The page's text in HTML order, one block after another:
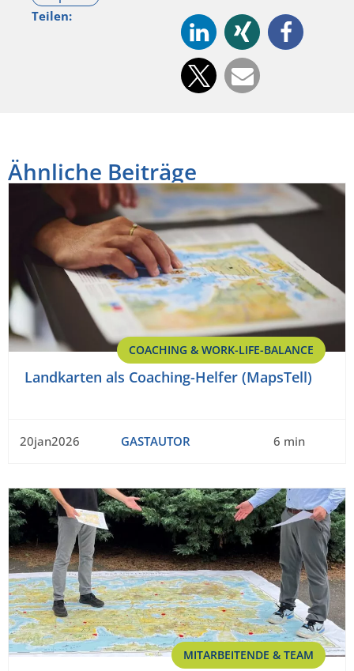
Teilen:
Ähnliche Beiträge
COACHING & WORK-LIFE-BALANCE
Landkarten als Coaching-Helfer (MapsTell)
20jan2026 GASTAUTOR 6 min
MITARBEITENDE & TEAM